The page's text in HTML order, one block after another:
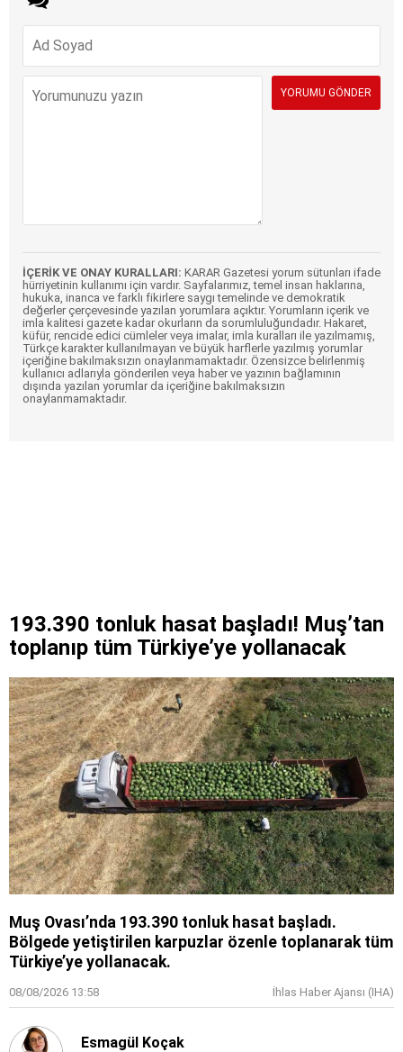
İÇERİK VE ONAY KURALLARI: KARAR Gazetesi yorum sütunları ifade
hürriyetinin kullanımı için vardır. Sayfalarımız, temel insan haklarına,
hukuka, inanca ve farklı fikirlere saygı temelinde ve demokratik
değerler çerçevesinde yazılan yorumlara açıktır. Yorumların içerik ve
imla kalitesi gazete kadar okurların da sorumluluğundadır. Hakaret,
küfür, rencide edici cümleler veya imalar, imla kuralları ile yazılmamış,
Türkçe karakter kullanılmayan ve büyük harflerle yazılmış yorumlar
içeriğine bakılmaksızın onaylanmamaktadır. Özensizce belirlenmiş
kullanıcı adlarıyla gönderilen veya haber ve yazının bağlamının
dışında yazılan yorumlar da içeriğine bakılmaksızın
onaylanmamaktadır.
193.390 tonluk hasat başladı! Muş’tan
toplanıp tüm Türkiye’ye yollanacak
Muş Ovası’nda 193.390 tonluk hasat başladı.
Bölgede yetiştirilen karpuzlar özenle toplanarak tüm
Türkiye’ye yollanacak.
08/08/2026 13:58 İhlas Haber Ajansı (IHA)
Esmagül Koçak